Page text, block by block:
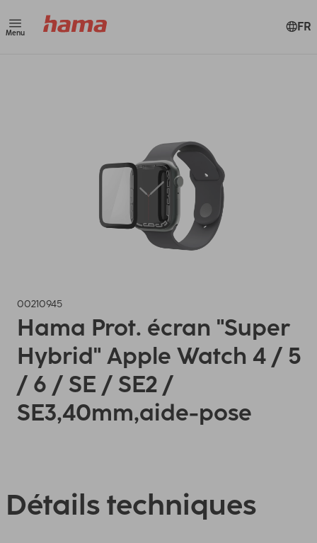
Menu FR
00210945
Hama Prot. écran "Super
Hybrid" Apple Watch 4 / 5
/ 6 / SE / SE2 /
SE3,40mm,aide-pose
Détails techniques